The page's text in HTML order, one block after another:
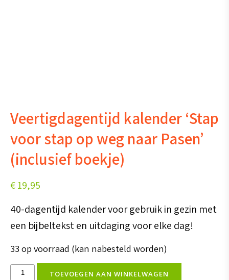
Veertigdagentijd kalender ‘Stap
voor stap op weg naar Pasen’
(inclusief boekje)
€19,95
40-dagentijd kalender voor gebruik in gezin met
een bijbeltekst en uitdaging voor elke dag!
33 op voorraad (kan nabesteld worden)
VeertigdagentijdTOEVOEGEN AAN WINKELWAGEN